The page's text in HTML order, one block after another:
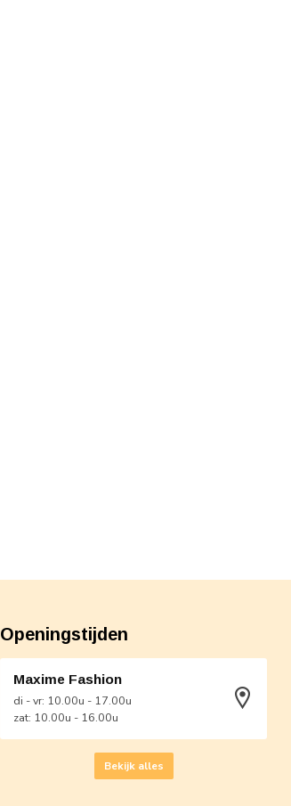
Openingstijden
Maxime Fashion
di - vr: 10.00u - 17.00u
zat: 10.00u - 16.00u
Bekijk alles